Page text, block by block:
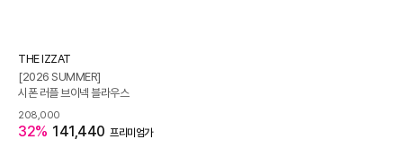
THE IZZAT
[2026 SUMMER]
시폰 러플 브이넥 블라우스
208,000
32% 141,440 프리미엄가